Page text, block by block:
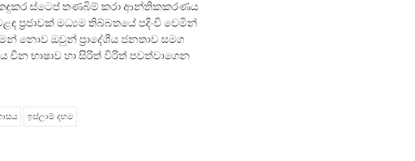
කඳුකර ස්ටෙප් තණබිම් කරා ආන්තිකකරණය
ප්‍රජාවක් මධ්‍යම තිබ්බතයේ පදිංචි වෙමින්
නොව ඔවුන් ප්‍රාදේශීය ජනතාව සමග
භාෂාව හා සිරිත් විරිත් පවත්වාගෙන
ඉස්ලාම් දහම